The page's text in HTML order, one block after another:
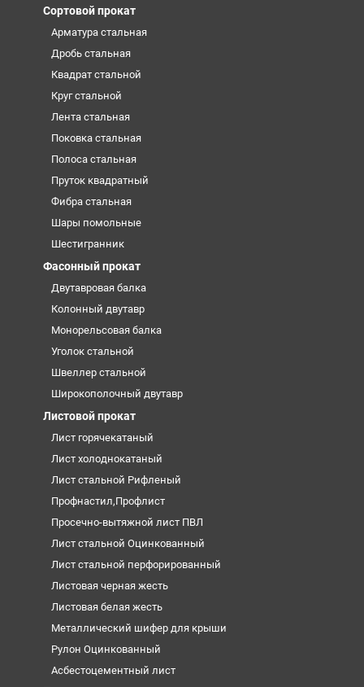
Сортовой прокат
Арматура стальная
Дробь стальная
Квадрат стальной
Круг стальной
Лента стальная
Поковка стальная
Полоса стальная
Пруток квадратный
Фибра стальная
Шары помольные
Шестигранник
Фасонный прокат
Двутавровая балка
Колонный двутавр
Монорельсовая балка
Уголок стальной
Швеллер стальной
Широкополочный двутавр
Листовой прокат
Лист горячекатаный
Лист холоднокатаный
Лист стальной Рифленый
Профнастил,Профлист
Просечно-вытяжной лист ПВЛ
Лист стальной Оцинкованный
Лист стальной перфорированный
Листовая черная жесть
Листовая белая жесть
Металлический шифер для крыши
Рулон Оцинкованный
Асбестоцементный лист